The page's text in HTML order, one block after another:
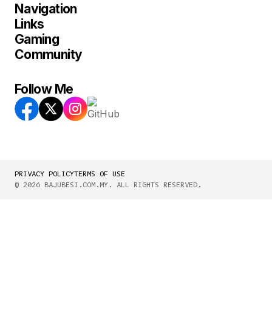
Navigation
Links
Gaming
Community
Follow Me
PRIVACY POLICYTERMS OF USE
© 2026 BAJUBESI.COM.MY. ALL RIGHTS RESERVED.